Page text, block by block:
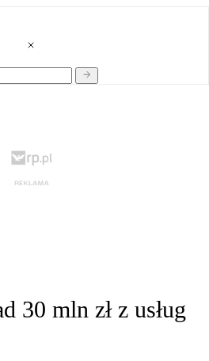
30 mln zł z usług